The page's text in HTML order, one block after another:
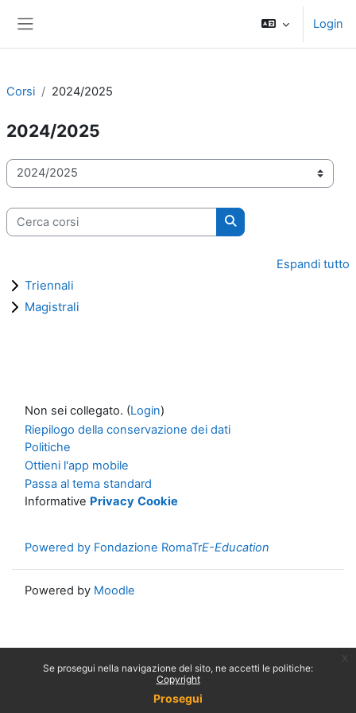
Se prosegui nella navigazione del sito, ne accetti le politiche:
Copyright
Prosegui
Login
Corsi 2024/2025
2024/2025
Categorie di corso
Cerca corsi
Cerca corsi
Espandi tutto
Triennali
Magistrali
Non sei collegato. (Login)
Riepilogo della conservazione dei dati
Politiche
Ottieni l'app mobile
Passa al tema standard
Informative Privacy Cookie
Powered by Fondazione RomaTrE-Education
Powered by Moodle